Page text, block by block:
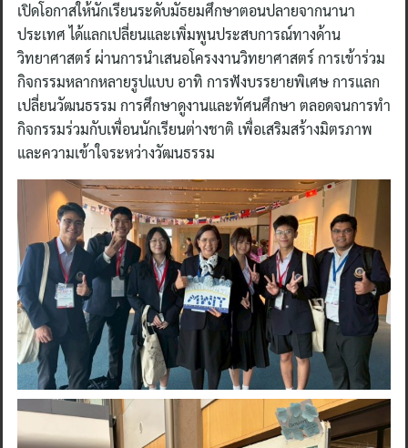
เปิดโอกาสให้นักเรียนระดับมัธยมศึกษาตอนปลายจากนานา
ประเทศ ได้แลกเปลี่ยนและเพิ่มพูนประสบการณ์ทางด้าน
วิทยาศาสตร์ ผ่านการนำเสนอโครงงานวิทยาศาสตร์ การเข้าร่วม
กิจกรรมหลากหลายรูปแบบ อาทิ การฟังบรรยายพิเศษ การแลก
เปลี่ยนวัฒนธรรม การศึกษาดูงานและทัศนศึกษา ตลอดจนการทำ
กิจกรรมร่วมกับเพื่อนนักเรียนต่างชาติ เพื่อเสริมสร้างมิตรภาพ
และความเข้าใจระหว่างวัฒนธรรม